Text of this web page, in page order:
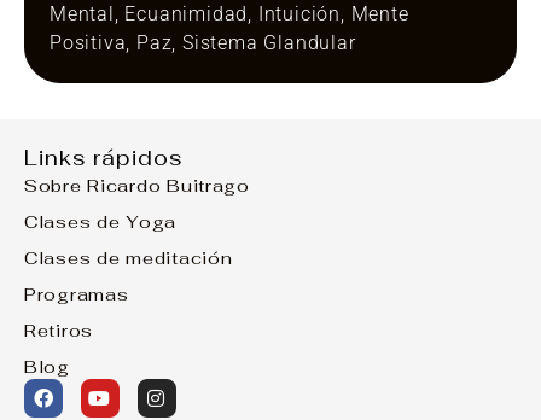
Mental, Ecuanimidad, Intuición, Mente
Positiva, Paz,Sistema Glandular
Links rápidos
Sobre Ricardo Buitrago
Clases de Yoga
Clases de meditación
Programas
Retiros
Blog